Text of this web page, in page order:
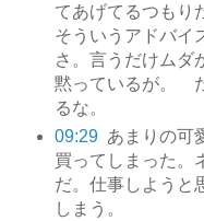
てあげてるつもり
そういうアドバイ
さ。言うだけムダ
黙っているが。
るな。
09:29 あまりの可
買ってしまった。
だ。仕事しようと
しまう。